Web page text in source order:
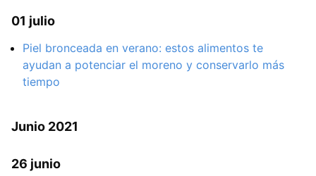
01 julio
Piel bronceada en verano: estos alimentos te
ayudan a potenciar el moreno y conservarlo más
tiempo
Junio 2021
26 junio